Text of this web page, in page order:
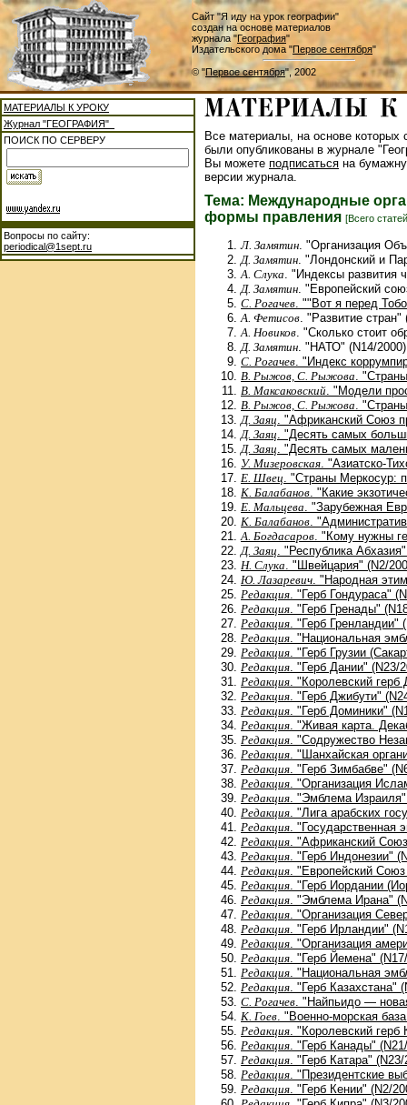
Сайт "Я иду на урок географии"
создан на основе материалов
журнала "География"
Издательского дома "Первое сентября"
© "Первое сентября", 2002
МАТЕРИАЛЫ К УРОКУ
Журнал "ГЕОГРАФИЯ"
ПОИСК ПО СЕРВЕРУ
Вопросы по сайту:
periodical@1sept.ru
Все материалы, на основе которых
были опубликованы в журнале
Вы можете подписаться на
версии журнала.
Тема: Международные
формы правления [Всего
Л. Замятин . "Организация
Д. Замятин . "Лондонский и
А. Слука . "Индексы развития
Д. Замятин . "Европейский
С. Рогачев . ""Вот я перед
А. Фетисов . "Развитие
А. Новиков . "Сколько стоит
Д. Замятин . "НАТО" (N14/2000)
С. Рогачев . "Индекс
В. Рыжов, С. Рыжова .
В. Максаковский . "Модели
В. Рыжов, С. Рыжова .
Д. Заяц . "Африканский Союз
Д. Заяц . "Десять самых
Д. Заяц . "Десять самых
У. Мизеровская . "Азиатско-
Е. Швец . "Страны Меркосур:
К. Балабанов . "Какие
Е. Мальцева . "Зарубежная
К. Балабанов .
А. Богдасаров . "Кому нужны
Д. Заяц . "Республика
Н. Слука . "Швейцария" (N2/
Ю. Лазаревич . "Народная
Редакция . "Герб Гондураса"
Редакция . "Герб Гренады"
Редакция . "Герб Гренландии"
Редакция . "Национальная
Редакция . "Герб Грузии
Редакция . "Герб Дании" (N23/
Редакция . "Королевский
Редакция . "Герб Джибути"
Редакция . "Герб Доминики"
Редакция . "Живая карта.
Редакция . "Содружество
Редакция . "Шанхайская
Редакция . "Герб Зимбабве"
Редакция . "Организация
Редакция . "Эмблема
Редакция . "Лига арабских
Редакция .
Редакция . "Африканский
Редакция . "Герб Индонезии"
Редакция . "Европейский
Редакция . "Герб Иордании
Редакция . "Эмблема Ирана"
Редакция . "Организация
Редакция . "Герб Ирландии"
Редакция . "Организация
Редакция . "Герб Йемена"
Редакция . "Национальная
Редакция . "Герб Казахстана"
С. Рогачев . "Найпьидо —
К. Гоев . "Военно-­морская
Редакция . "Королевский
Редакция . "Герб Канады"
Редакция . "Герб Катара"
Редакция . "Президентские
Редакция . "Герб Кении" (N2/